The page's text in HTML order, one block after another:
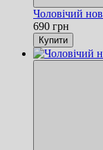
Чоловічий
690 грн
Купити